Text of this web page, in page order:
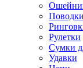
Рулетки
Сумки
Удавки